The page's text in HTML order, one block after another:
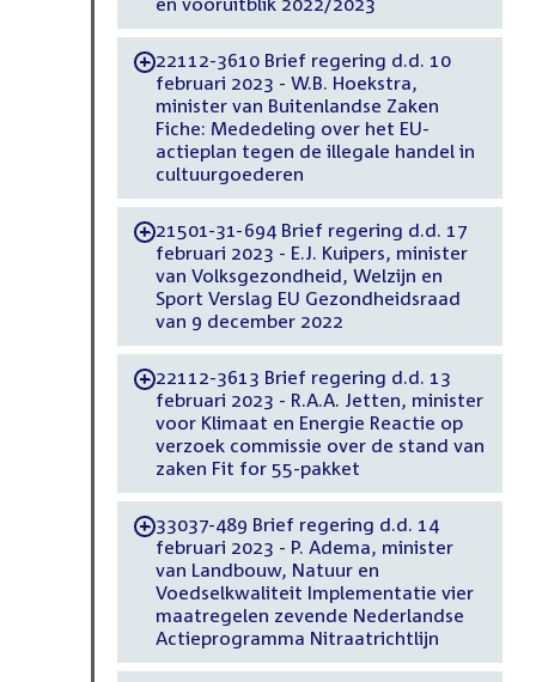
-22112-3610 Brief regering d.d. 10
februari 2023 - W.B. Hoekstra,
minister van Buitenlandse Zaken
Fiche: Mededeling over het EU-
actieplan tegen de illegale handel in
cultuurgoederen
-21501-31-694 Brief regering d.d. 17
februari 2023 - E.J. Kuipers, minister
van Volksgezondheid, Welzijn en
Sport Verslag EU Gezondheidsraad
van 9 december 2022
-22112-3613 Brief regering d.d. 13
februari 2023 - R.A.A. Jetten, minister
voor Klimaat en Energie Reactie op
verzoek commissie over de stand van
zaken Fit for 55-pakket
-33037-489 Brief regering d.d. 14
februari 2023 - P. Adema, minister
van Landbouw, Natuur en
Voedselkwaliteit Implementatie vier
maatregelen zevende Nederlandse
Actieprogramma Nitraatrichtlijn